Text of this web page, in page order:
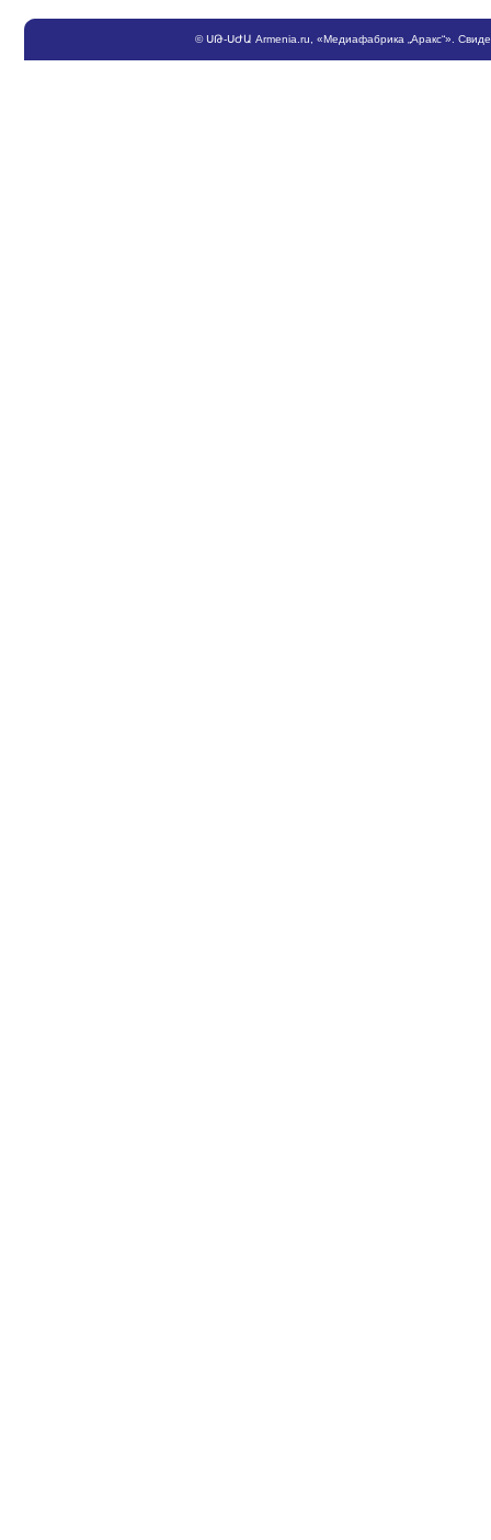
©ՍԹ-ՍԺԱ Armenia.ru , «Медиафабрика „Аракс“».